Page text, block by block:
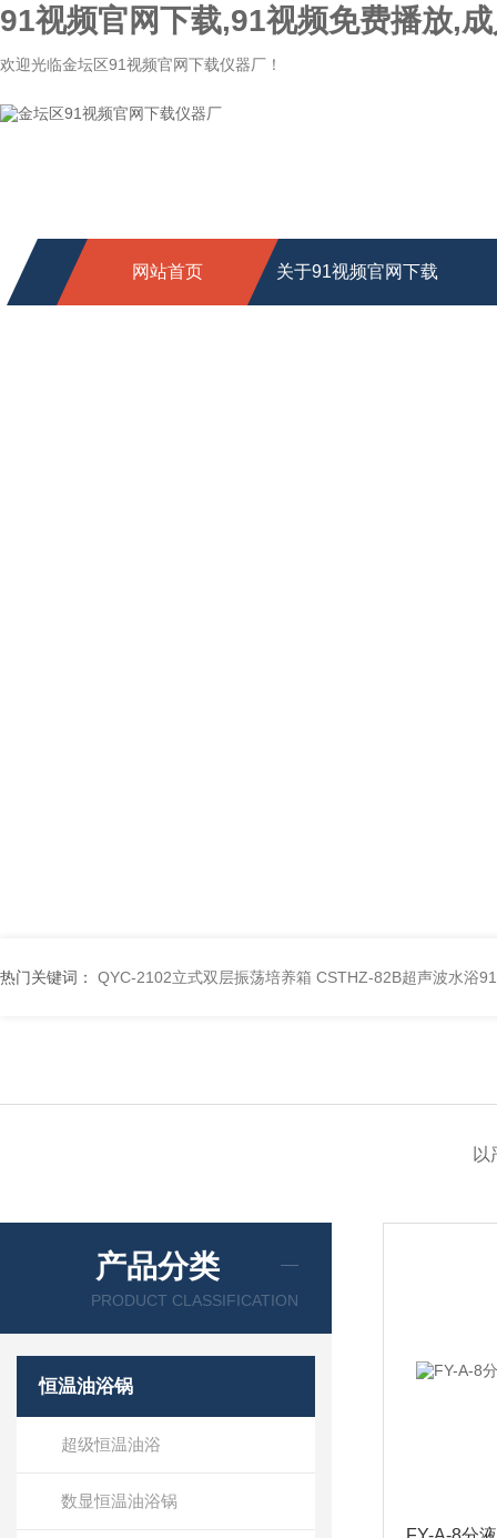
91视频官网下载,91视频免费播放,
欢迎光临金坛区91视频官网下载仪器厂！
网站首页 关于91视频官网下载
热门关键词： QYC-2102立式双层振荡培养箱 CSTHZ-82B超声波水浴
以
产品分类
PRODUCT CLASSIFICATION
恒温油浴锅
超级恒温油浴
数显恒温油浴锅